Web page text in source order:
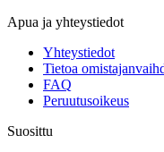
Apua ja yhteystiedot
Yhteystiedot
Tietoa
FAQ
Peruutusoikeus
Suosittu